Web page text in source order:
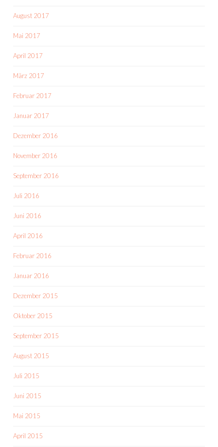
August 2017
Mai 2017
April 2017
März 2017
Februar 2017
Januar 2017
Dezember 2016
November 2016
September 2016
Juli 2016
Juni 2016
April 2016
Februar 2016
Januar 2016
Dezember 2015
Oktober 2015
September 2015
August 2015
Juli 2015
Juni 2015
Mai 2015
April 2015